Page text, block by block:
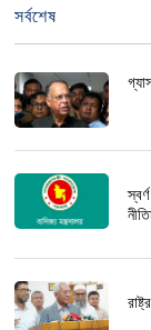
সর্বশেষ